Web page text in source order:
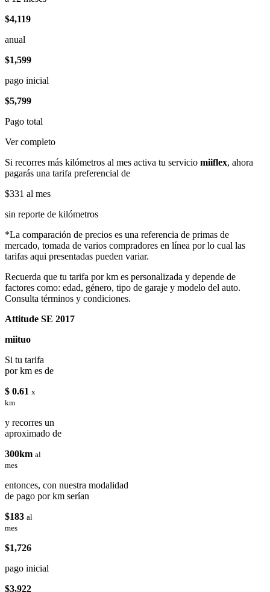
$4,119
anual
$1,599
pago inicial
$5,799
Pago total
Ver completo
Si recorres más kilómetros al mes activa tu servicio miiflex, ahora
pagarás una tarifa preferencial de
$331 al mes
sin reporte de kilómetros
*La comparación de precios es una referencia de primas de
mercado, tomada de varios compradores en línea por lo cual las
tarifas aqui presentadas pueden variar.
Recuerda que tu tarifa por km es personalizada y depende de
factores como: edad, género, tipo de garaje y modelo del auto.
Consulta términos y condiciones.
Attitude SE 2017
miituo
Si tu tarifa
por km es de
$ 0.61 x
km
y recorres un
aproximado de
300km al
mes
entonces, con nuestra modalidad
de pago por km serían
$183 al
mes
$1,726
pago inicial
$3,922